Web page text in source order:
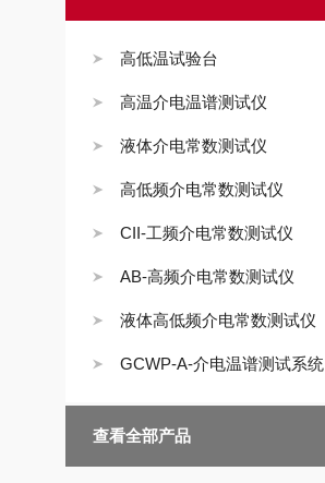
高低温试验台
高温介电温谱测试仪
液体介电常数测试仪
高低频介电常数测试仪
CII-工频介电常数测试仪
AB-高频介电常数测试仪
液体高低频介电常数测试仪
GCWP-A-介电温谱测试系统
查看全部产品